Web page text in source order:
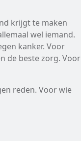
krijgt te maken
wel iemand.
kanker. Voor
de beste zorg. Voor
reden. Voor wie